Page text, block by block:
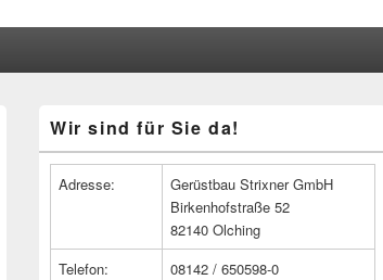
Seitenleisten
Widget-
Wir sind für Sie da!
Adresse:
Gerüstbau Strixner GmbH
Birkenhofstraße 52
82140 Olching
Telefon:
08142 / 650598-0